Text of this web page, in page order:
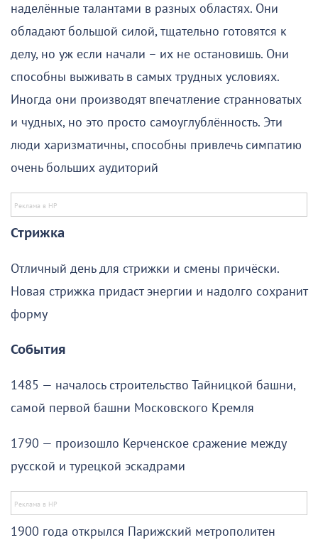
наделённые талантами в разных областях. Они
обладают большой силой, тщательно готовятся к
делу, но уж если начали – их не остановишь. Они
способны выживать в самых трудных условиях.
Иногда они производят впечатление странноватых
и чудных, но это просто самоуглублённость. Эти
люди харизматичны, способны привлечь симпатию
очень больших аудиторий
Стрижка
Отличный день для стрижки и смены причёски.
Новая стрижка придаст энергии и надолго сохранит
форму
События
1485 — началось строительство Тайницкой башни,
самой первой башни Московского Кремля
1790 — произошло Керченское сражение между
русской и турецкой эскадрами
1900 года открылся Парижский метрополитен